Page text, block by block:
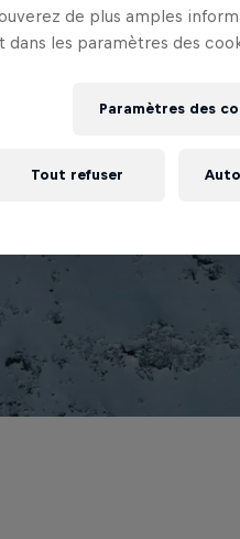
de plus amples
dans les paramètres des
Paramètres des
Tout refuser